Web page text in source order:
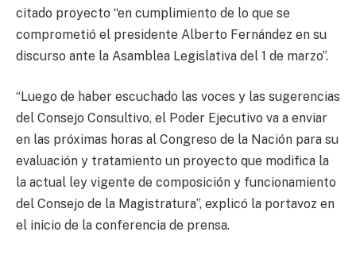
citado proyecto “en cumplimiento de lo que se
comprometió el presidente Alberto Fernández en su
discurso ante la Asamblea Legislativa del 1 de marzo”.
“Luego de haber escuchado las voces y las sugerencias
del Consejo Consultivo, el Poder Ejecutivo va a enviar
en las próximas horas al Congreso de la Nación para su
evaluación y tratamiento un proyecto que modifica la
la actual ley vigente de composición y funcionamiento
del Consejo de la Magistratura”, explicó la portavoz en
el inicio de la conferencia de prensa.